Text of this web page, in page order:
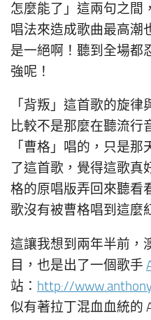
怎麼能了」這兩句之間
唱法來造成歌曲最高潮
是一絕啊！聽到全場都
強呢！
「背叛」這首歌的旋
比較不是那麼在聽流行
「曹格」唱的，只是
了這首歌，覺得這歌真
格的原唱版弄回來聽看
歌沒有被曹格唱到這麼
這讓我想到兩年半前，
目，也是出了一個歌手
站： http://
似有著拉丁混血血統的